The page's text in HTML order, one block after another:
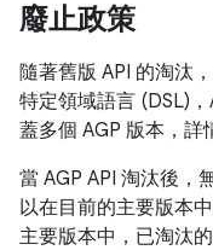
廢止政策
隨著舊版 API 的淘汰
特定領域語言 (DSL)
蓋多個 AGP 版本，詳
當 AGP API 淘汰後，
以在目前的主要版本
主要版本中，已淘汰